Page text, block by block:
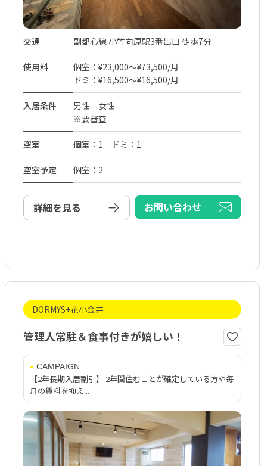
交通 副都心線 小竹向原駅3番出口 徒歩7分
使用料
個室：¥23,000～¥73,500/月
ドミ：¥16,500～¥16,500/月
入居条件
男性 女性
※要審査
空室 個室：1 ドミ：1
空室予定 個室：2
詳細を見る お問い合わせ
DORMYS+花小金井
管理人常駐＆食事付きが嬉しい！
CAMPAIGN
【2年長期入居割引】 2年間住むことが確定している方や毎
月の賃料を抑え...